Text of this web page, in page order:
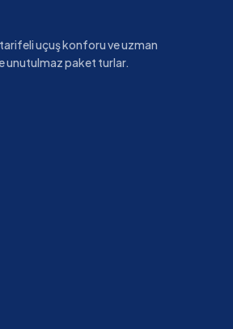
uçuş konforu ve uzman
unutulmaz paket turlar.